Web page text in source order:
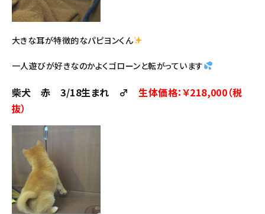
大きな耳が特徴的なパピヨンくん
一人遊びが好きなのかよくゴローンと転がっています
柴犬 赤 3/18生まれ ♂生体価格：￥218,000（税
抜）